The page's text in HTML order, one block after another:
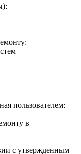
пользователем:
в
с утвержденным